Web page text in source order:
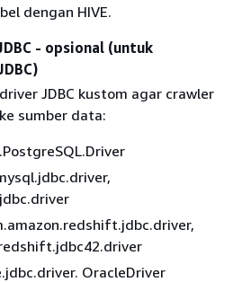
dengan HIVE.
- opsional (untuk
JDBC kustom agar crawler
sumber data:
OracleDriver